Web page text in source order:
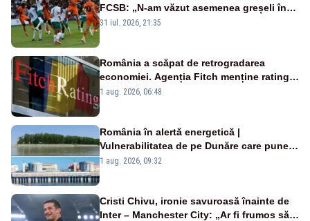
FCSB: „N-am văzut asemenea greșeli în
190 de meciuri europene”
31 iul. 2026, 21:35
România a scăpat de retrogradarea
economiei. Agenția Fitch menține ratingul
„BBB-” cu perspectivă negativă
1 aug. 2026, 06:48
România în alertă energetică |
Vulnerabilitatea de pe Dunăre care pune
în pericol Centrala Cernavodă era
1 aug. 2026, 09:32
Cristi Chivu, ironie savuroasă înainte de
Inter – Manchester City: „Ar fi frumos să